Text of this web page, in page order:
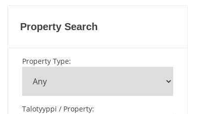
Property Search
Property Type:
Talotyyppi / Property: